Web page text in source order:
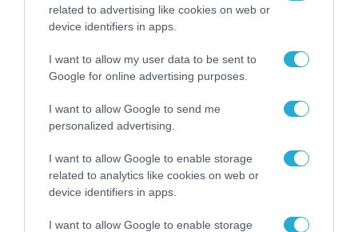
related to advertising like cookies on web or
device identifiers in apps.
I want to allow my user data to be sent to
Google for online advertising purposes.
I want to allow Google to send me
personalized advertising.
I want to allow Google to enable storage
related to analytics like cookies on web or
device identifiers in apps.
I want to allow Google to enable storage
ΟΛΗ Η ΡΟΗ ΕΙΔΗΣΕΩΝ